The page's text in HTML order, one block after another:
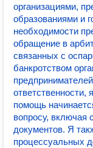
организациями,
образованиями и
необходимости
обращение в
связанных с
банкротством
помощь
вопросу, включая
документов. Я
процессуальных